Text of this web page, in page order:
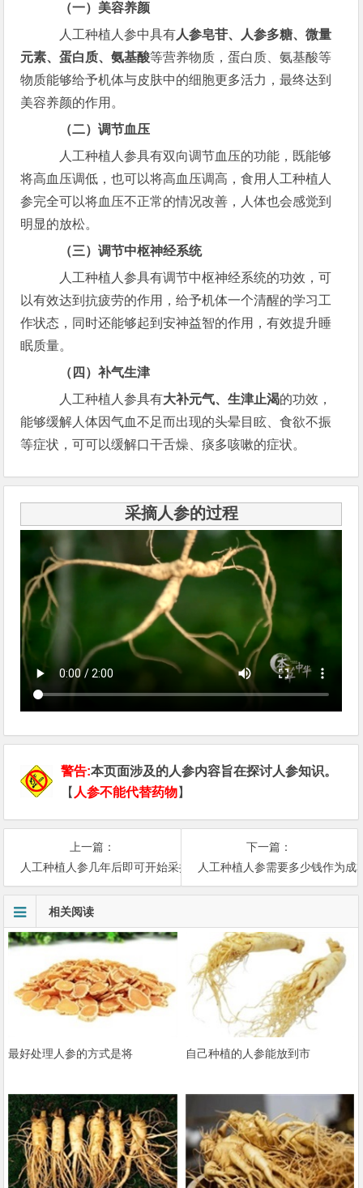
（一）美容养颜
人工种植人参中具有人参皂苷、人参多糖、微量
元素、蛋白质、氨基酸等营养物质，蛋白质、氨基酸等
物质能够给予机体与皮肤中的细胞更多活力，最终达到
美容养颜的作用。
（二）调节血压
人工种植人参具有双向调节血压的功能，既能够
将高血压调低，也可以将高血压调高，食用人工种植人
参完全可以将血压不正常的情况改善，人体也会感觉到
明显的放松。
（三）调节中枢神经系统
人工种植人参具有调节中枢神经系统的功效，可
以有效达到抗疲劳的作用，给予机体一个清醒的学习工
作状态，同时还能够起到安神益智的作用，有效提升睡
眠质量。
（四）补气生津
人工种植人参具有大补元气、生津止渴的功效，
能够缓解人体因气血不足而出现的头晕目眩、食欲不振
等症状，可可以缓解口干舌燥、痰多咳嗽的症状。
采摘人参的过程
警告:本页面涉及的人参内容旨在探讨人参知识。
【 人参不能代替药物】
上一篇：
人工种植人参几年后即可开始采挖，人工种植人参需要的条件和环境
下一篇：
人工种植人参需要多少钱作为
相关阅读
最好处理人参的方式是将 自己种植的人参能放到市